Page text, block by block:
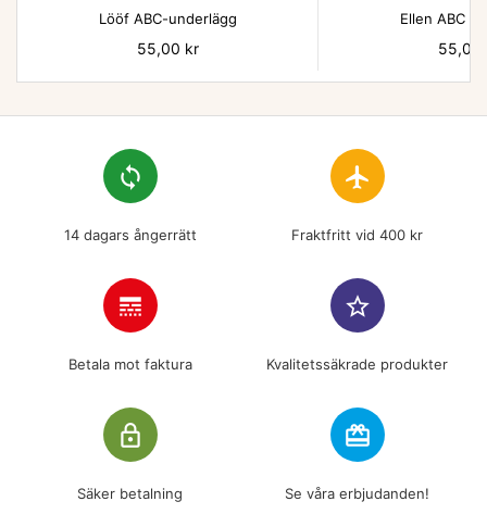
Lööf ABC-underlägg
Pris
55,00 kr
Ellen ABC
Pris
55,00
loop
14 dagars ångerrätt
flight
Fraktfritt vid 400 kr
line_style
Betala mot faktura
star_border
Kvalitetssäkrade produkter
lock_outline
Säker betalning
redeem
Se våra erbjudanden!